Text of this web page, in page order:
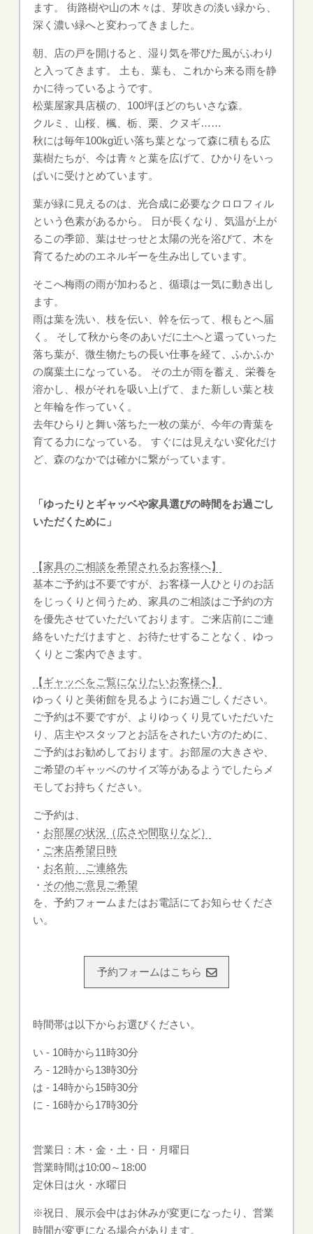
ます。 街路樹や山の木々は、芽吹きの淡い緑から、
深く濃い緑へと変わってきました。
朝、店の戸を開けると、湿り気を帯びた風がふわり
と入ってきます。 土も、葉も、これから来る雨を静
かに待っているようです。
松葉屋家具店横の、100坪ほどのちいさな森。
クルミ、山桜、楓、栃、栗、クヌギ……
秋には毎年100kg近い落ち葉となって森に積もる広
葉樹たちが、今は青々と葉を広げて、ひかりをいっ
ぱいに受けとめています。
葉が緑に見えるのは、光合成に必要なクロロフィル
という色素があるから。 日が長くなり、気温が上が
るこの季節、葉はせっせと太陽の光を浴びて、木を
育てるためのエネルギーを生み出しています。
そこへ梅雨の雨が加わると、循環は一気に動き出し
ます。
雨は葉を洗い、枝を伝い、幹を伝って、根もとへ届
く。 そして秋から冬のあいだに土へと還っていった
落ち葉が、微生物たちの長い仕事を経て、ふかふか
の腐葉土になっている。 その土が雨を蓄え、栄養を
溶かし、根がそれを吸い上げて、また新しい葉と枝
と年輪を作っていく。
去年ひらりと舞い落ちた一枚の葉が、今年の青葉を
育てる力になっている。 すぐには見えない変化だけ
ど、森のなかでは確かに繋がっています。
「ゆったりとギャッベや家具選びの時間をお過ごし
いただくために」
【家具のご相談を希望されるお客様へ】
基本ご予約は不要ですが、お客様一人ひとりのお話
をじっくりと伺うため、家具のご相談はご予約の方
を優先させていただいております。ご来店前にご連
絡をいただけますと、お待たせすることなく、ゆっ
くりとご案内できます。
【ギャッベをご覧になりたいお客様へ】
ゆっくりと美術館を見るようにお過ごしください。
ご予約は不要ですが、よりゆっくり見ていただいた
り、店主やスタッフとお話をされたい方のために、
ご予約はお勧めしております。お部屋の大きさや、
ご希望のギャッベのサイズ等があるようでしたらメ
モしてお持ちください。
ご予約は、
・ お部屋の状況（広さや間取りなど）
・ ご来店希望日時
・ お名前、ご連絡先
・ その他ご意見ご希望
を、予約フォームまたはお電話にてお知らせくださ
い。
予約フォームはこちら
時間帯は以下からお選びください。
い ‐ 10時から11時30分
ろ ‐ 12時から13時30分
は ‐ 14時から15時30分
に ‐ 16時から17時30分
営業日：木・金・土・日・月曜日
営業時間は10:00～18:00
定休日は火・水曜日
※祝日、展示会中はお休みが変更になったり、営業
時間が変更になる場合があります。